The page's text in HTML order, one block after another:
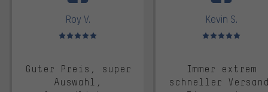
Roy V.
Bewertungen: 5 von 5
Guter Preis, super
Auswahl,
Kevin S.
Bewertungen: 5 von 5
Immer extrem
schneller